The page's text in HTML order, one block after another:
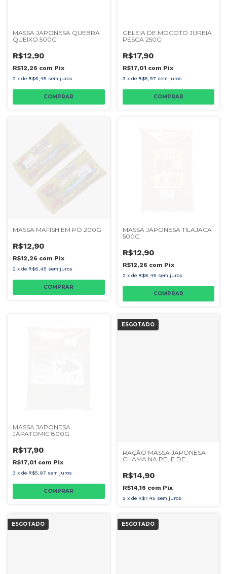
MASSA JAPONESA QUEBRA
QUEIXO 500G
R$12,90
R$12,26 com Pix
2 x de R$6,45 sem juros
GELEIA DE MOCOTÓ JUREIA
PESCA 250G
R$17,90
R$17,01 com Pix
3 x de R$5,97 sem juros
COMPRAR
MASSA MAFISH EM PÓ 200G
R$12,90
R$12,26 com Pix
2 x de R$6,45 sem juros
COMPRAR
MASSA JAPONESA TILAJACA
500G
R$12,90
R$12,26 com Pix
2 x de R$6,45 sem juros
MASSA JAPONESA
JAPATOMIC 800G
R$17,90
R$17,01 com Pix
3 x de R$5,97 sem juros
ESGOTADO
RAÇÃO MASSA JAPONESA
CHAMA NA PELE DE
R$14,90
R$14,16 com Pix
2 x de R$7,45 sem juros
ESGOTADO ESGOTADO